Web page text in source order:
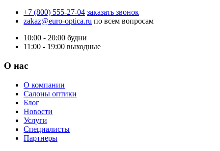
+7 (800) 555-27-04 заказать звонок
zakaz@euro-optica.ru по всем вопросам
10:00 - 20:00 будни
11:00 - 19:00 выходные
О нас
О компании
Салоны оптики
Блог
Новости
Услуги
Специалисты
Партнеры